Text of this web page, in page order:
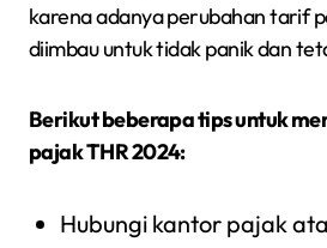
karena adanya perubahan tarif
diimbau untuk tidak panik dan
Berikut beberapa tips untuk
pajak THR 2024:
Hubungi kantor pajak